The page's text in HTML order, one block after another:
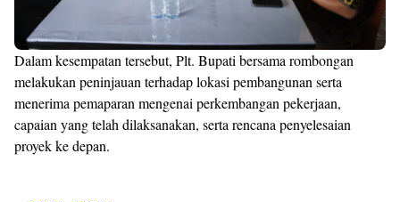
Dalam kesempatan tersebut, Plt. Bupati bersama rombongan
melakukan peninjauan terhadap lokasi pembangunan serta
menerima pemaparan mengenai perkembangan pekerjaan,
capaian yang telah dilaksanakan, serta rencana penyelesaian
proyek ke depan.